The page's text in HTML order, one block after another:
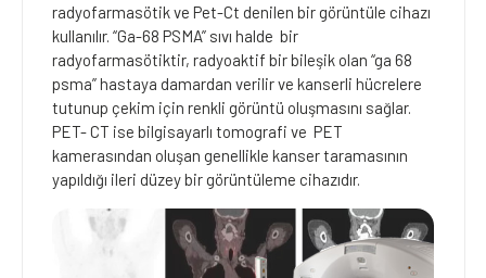
radyofarmasötik ve Pet-Ct denilen bir görüntüle cihazı
kullanılır. “Ga-68 PSMA” sıvı halde bir
radyofarmasötiktir, radyoaktif bir bileşik olan “ga 68
psma” hastaya damardan verilir ve kanserli hücrelere
tutunup çekim için renkli görüntü oluşmasını sağlar.
PET- CT ise bilgisayarlı tomografi ve PET
kamerasından oluşan genellikle kanser taramasının
yapıldığı ileri düzey bir görüntüleme cihazıdır.